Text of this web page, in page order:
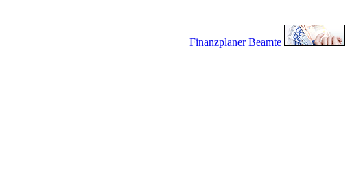
Finanzplaner Beamte